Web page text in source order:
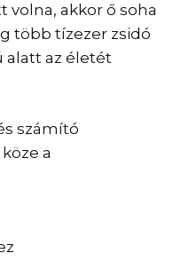
akkor ő soha
több tízezer zsidó
alatt az életét
számító
a